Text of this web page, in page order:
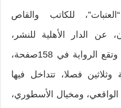
للكاتب والقاص
عن الدار الأهلية للنشر،
وبدعم من وزارة الثقافة. وتقع الرواية في 158صفحة،
فصلا، تتداخل فيها
ومخيال الأسطوري،